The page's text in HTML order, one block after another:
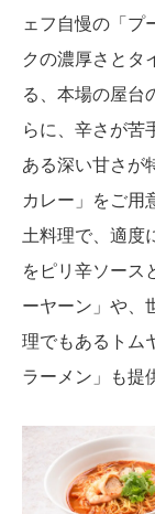
ェフ自慢の「プ
クの濃厚さとタ
る、本場の屋台
らに、辛さが苦
ある深い甘さが
カレー」をご用
土料理で、適度
をピリ辛ソース
ーヤーン」や、
理でもあるトム
ラーメン」も提